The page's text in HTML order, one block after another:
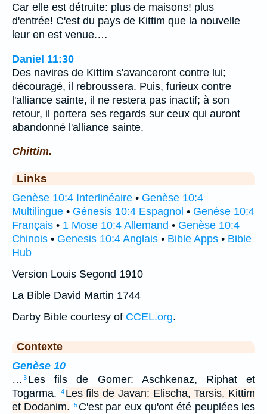
Car elle est détruite: plus de maisons! plus
d'entrée! C'est du pays de Kittim que la nouvelle
leur en est venue.…
Daniel 11:30
Des navires de Kittim s'avanceront contre lui;
découragé, il rebroussera. Puis, furieux contre
l'alliance sainte, il ne restera pas inactif; à son
retour, il portera ses regards sur ceux qui auront
abandonné l'alliance sainte.
Chittim.
Links
Genèse 10:4 Interlinéaire • Genèse 10:4
Multilingue • Génesis 10:4 Espagnol • Genèse 10:4
Français • 1 Mose 10:4 Allemand • Genèse 10:4
Chinois • Genesis 10:4 Anglais • Bible Apps • Bible
Hub
Version Louis Segond 1910
La Bible David Martin 1744
Darby Bible courtesy of CCEL.org.
Contexte
Genèse 10
… 3 Les fils de Gomer: Aschkenaz, Riphat et
Togarma.
4 Les fils de Javan: Elischa, Tarsis, Kittim
et Dodanim.
5 C'est par eux qu'ont été peuplées les